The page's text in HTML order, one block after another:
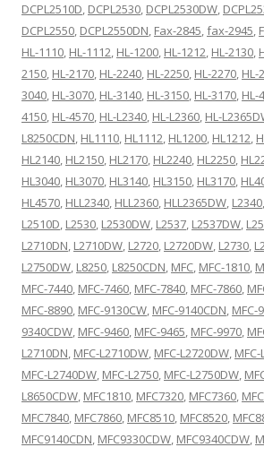
DCPL2510D, DCPL2530, DCPL2530DW,
DCPL2550, DCPL2550DN, Fax-2845,fax-2945,
HL-1110, HL-1112, HL-1200, HL-1212, HL-2130,
2150, HL-2170, HL-2240, HL-2250, HL-2270, HL-
3040, HL-3070, HL-3140, HL-3150, HL-3170, HL-
4150, HL-4570, HL-L2340, HL-L2360, HL-
L8250CDN, HL1110, HL1112, HL1200, HL1212,
HL2140, HL2150, HL2170, HL2240, HL2250,
HL3040, HL3070, HL3140, HL3150, HL3170,
HL4570, HLL2340, HLL2360, HLL2365DW, L2340,
L2510D, L2530, L2530DW, L2537, L2537DW,
L2710DN, L2710DW, L2720, L2720DW, L2730,
L2750DW, L8250, L8250CDN, MFC, MFC-1810,
MFC-7440, MFC-7460, MFC-7840, MFC-7860,
MFC-8890, MFC-9130CW, MFC-9140CDN, MFC-
9340CDW, MFC-9460, MFC-9465, MFC-9970,
L2710DN, MFC-L2710DW, MFC-L2720DW,
MFC-L2740DW, MFC-L2750, MFC-L2750DW,
L8650CDW, MFC1810, MFC7320, MFC7360,
MFC7840, MFC7860, MFC8510, MFC8520,
MFC9140CDN, MFC9330CDW, MFC9340CDW,